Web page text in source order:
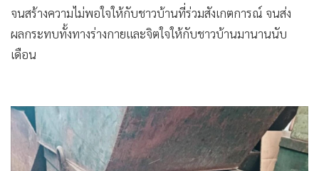
จนสร้างความไม่พอใจให้กับชาวบ้านที่ร่วมสังเกตการณ์ จนส่ง
ผลกระทบทั้งทางร่างกายและจิตใจให้กับชาวบ้านมานานนับ
เดือน